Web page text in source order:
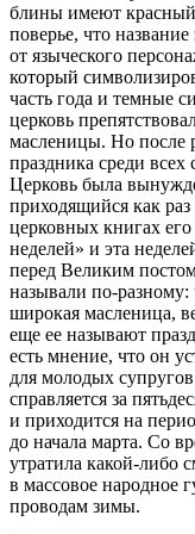
блины имеют
поверье, что
от языческого
который
часть года и темные
церковь
масленицы. Но после
праздника среди всех
Церковь была
приходящийся как раз
церковных книгах
неделей» и эта
перед Великим
называли по-разному:
широкая масленица,
еще ее называют
есть мнение, что он
для молодых
справляется за
и приходится на
до начала марта. Со
утратила какой-либо
в массовое народное
проводам зимы.